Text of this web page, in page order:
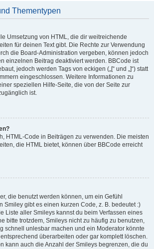
Thementypen
Umsetzung von HTML, die dir weitreichende
für deinen Text gibt. Die Rechte zur Verwendung
die Board-Administration vergeben, können jedoch
einzelnen Beitrag deaktiviert werden. BBCode ist
jedoch werden Tags von eckigen („[“ und „]“) statt
eingeschlossen. Weitere Informationen zu
speziellen Hilfe-Seite, die von der Seite zur
ist.
HTML-Code in Beiträgen zu verwenden. Die meisten
die HTML bietet, können über BBCode erreicht
die benutzt werden können, um ein Gefühl
Smiley gibt es einen kurzen Code, z. B. bedeutet :)
Liste aller Smileys kannst du beim Verfassen eines
bitte trotzdem, Smileys nicht zu häufig zu benutzen,
schnell unlesbar machen und ein Moderator könnte
überarbeiten oder gar komplett löschen.
kann auch die Anzahl der Smileys begrenzen, die du